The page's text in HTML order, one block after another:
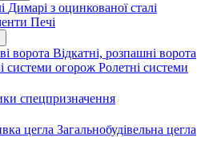
Димарі з оцинкованої сталі
Печі
ворота Відкатні, розпашні ворота
системи огорож Ролетні системи
спецпризначення
цегла Загальнобудівельна цегла